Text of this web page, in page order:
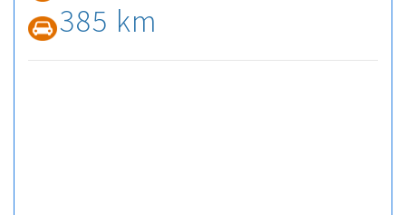
385 km